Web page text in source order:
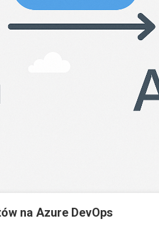
na Azure DevOps